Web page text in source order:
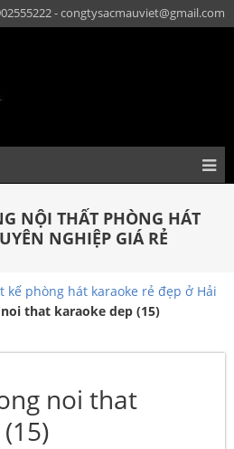
- congtysacmauviet@gmail.com
NỘI THẤT PHÒNG HÁT
NGHIỆP GIÁ RẺ
kế phòng hát karaoke rẻ đẹp ở Hải
that karaoke dep (15)
noi that